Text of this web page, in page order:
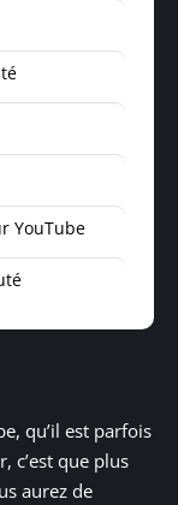
YouTube
qu’il est parfois
c’est que plus
aurez de